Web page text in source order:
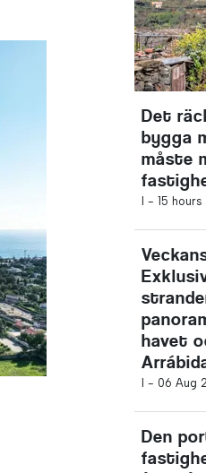
Det
bygga
måste
I - 15 hours
havet
I - 06 Aug
Den